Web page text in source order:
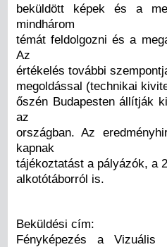
beküldött képek és a
mindhárom
témát feldolgozni és a
Az
értékelés további
megoldással (technikai
őszén Budapesten állítják
az
országban. Az
kapnak
tájékoztatást a pályázók, a
alkotótáborról is.
Beküldési cím:
Fényképezés a Vizuális